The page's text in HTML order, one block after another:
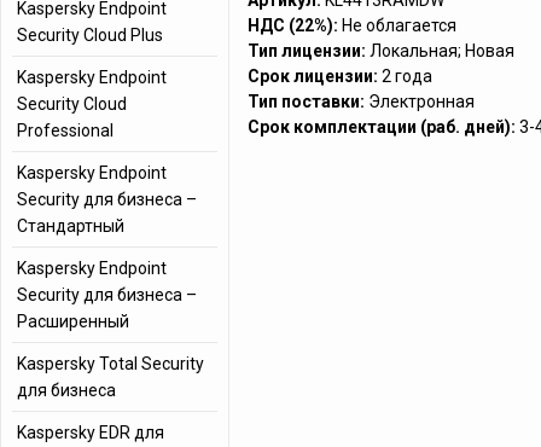
НДС (22%): Не облагается
Тип лицензии: Локальная; Новая
Срок лицензии: 2 года
Тип поставки: Электронная
Срок комплектации (раб. дней): 3-
Kaspersky Endpoint
Security Cloud Plus
Kaspersky Endpoint
Security Cloud
Professional
Kaspersky Endpoint
Security для бизнеса –
Стандартный
Kaspersky Endpoint
Security для бизнеса –
Расширенный
Kaspersky Total Security
для бизнеса
Kaspersky EDR для